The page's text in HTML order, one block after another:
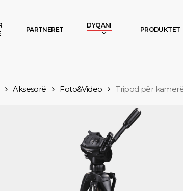
PARTNERET
DYQANI
PRODUKTET
Aksesorë Foto&Video Tripod për kamerë